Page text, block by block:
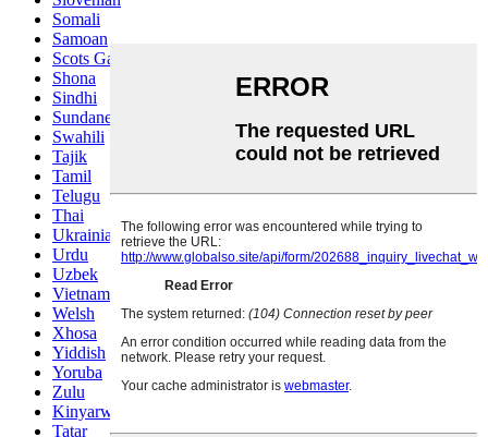
Somali
Samoan
Scots Gaelic
Shona
Sindhi
Sundanese
Swahili
Tajik
Tamil
Telugu
Thai
Ukrainian
Urdu
Uzbek
Vietnamese
Welsh
Xhosa
Yiddish
Yoruba
Zulu
Kinyarwanda
Tatar